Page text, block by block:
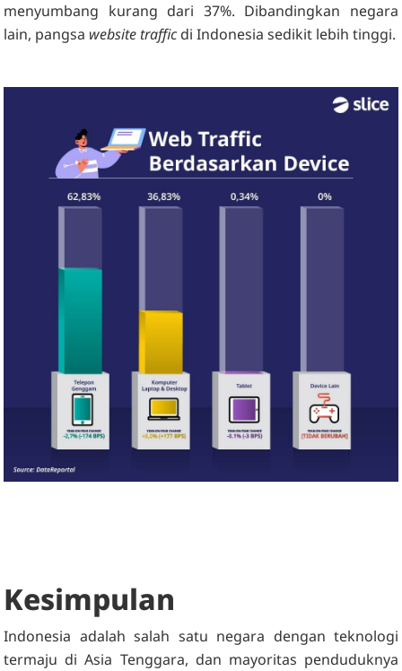
menyumbang kurang dari 37%. Dibandingkan negara
lain, pangsa website trafficdi Indonesia sedikit lebih tinggi.
Kesimpulan
Indonesia adalah salah satu negara dengan teknologi
termaju di Asia Tenggara, dan mayoritas penduduknya